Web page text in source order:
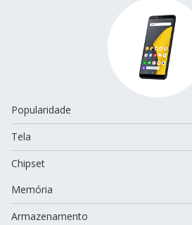
Popularidade
Tela
Chipset
Memória
Armazenamento